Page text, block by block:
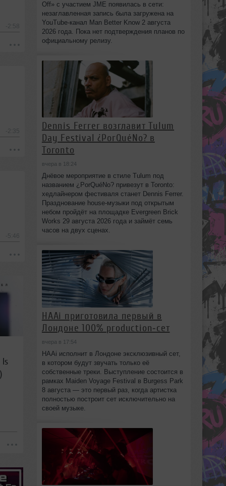
-2:58
-2:35
-5:46
Is
Off» с участием JME появилась в сети:
незаглавленная запись была загружена на
YouTube-канал Man Better Know 2 августа
2026 года. Пока нет подтверждения планов по
официальному релизу.
Dennis Ferrer возглавит Tulum
Day Festival ¿PorQuéNo? в
Toronto
вчера в 18:24
Днёвое мероприятие в стиле Tulum под
названием ¿PorQuéNo? привезут в Toronto:
хедлайнером фестиваля станет Dennis Ferrer.
Празднование house-музыки под открытым
небом пройдёт на площадке Evergreen Brick
Works 29 августа 2026 года и займёт семь
часов на двух сценах.
HAAi приготовила первый в
Лондоне 100% production‑сет
вчера в 17:54
HAAi исполнит в Лондоне эксклюзивный сет,
в котором будут звучать только её
собственные треки. Выступление состоится в
рамках Maiden Voyage Festival в Burgess Park
8 августа — это первый раз, когда артистка
полностью построит сет исключительно на
своей музыке.